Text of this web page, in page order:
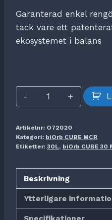
Garanterad enkel
tack vare ett
ekosystemet i balans
biOrb
CUBE
MCR
svart
Artikelnr: O72020
Kategori: biOrb CUBE MCR
Etiketter: 30L, biOrb CUBE 30
Beskrivning
Ytterligare